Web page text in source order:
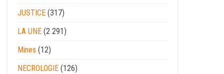
JUSTICE (317)
LA UNE (2 291)
Mines (12)
NECROLOGIE (126)